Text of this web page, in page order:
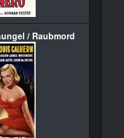
/ Raubmord